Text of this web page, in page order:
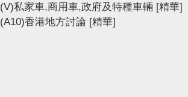
(V)私家車,商用車,政府及特種車輛 [精華]
(A10)香港地方討論 [精華]